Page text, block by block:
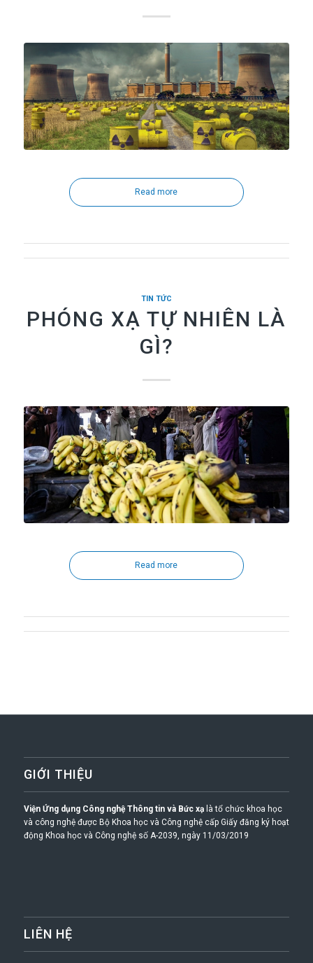
Read more
TIN TỨC
PHÓNG XẠ TỰ NHIÊN LÀ
GÌ?
Read more
GIỚI THIỆU
Viện Ứng dụng Công nghệ Thông tin và Bức xạlà tổ chức khoa học
và công nghệ được Bộ Khoa học và Công nghệ cấp Giấy đăng ký hoạt
động Khoa học và Công nghệ số A-2039, ngày 11/03/2019
LIÊN HỆ